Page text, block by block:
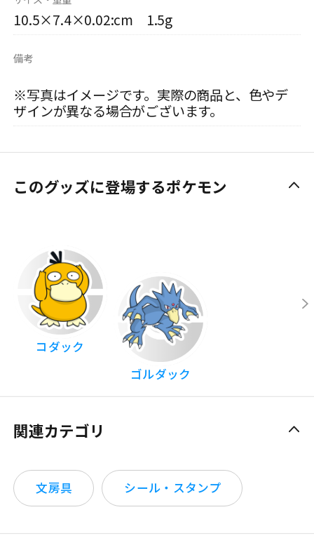
10.5×7.4×0.02:cm 1.5g
備考
※写真はイメージです。実際の商品と、色やデ
ザインが異なる場合がございます。
このグッズに登場するポケモン
コダック
ゴルダック
関連カテゴリ
文房具 シール・スタンプ